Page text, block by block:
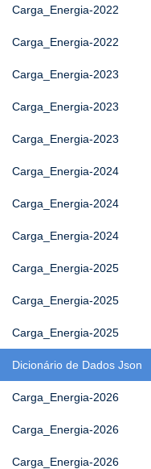
Carga_Energia-2022
Carga_Energia-2022
Carga_Energia-2023
Carga_Energia-2023
Carga_Energia-2023
Carga_Energia-2024
Carga_Energia-2024
Carga_Energia-2024
Carga_Energia-2025
Carga_Energia-2025
Carga_Energia-2025
Dicionário de Dados Json
Carga_Energia-2026
Carga_Energia-2026
Carga_Energia-2026